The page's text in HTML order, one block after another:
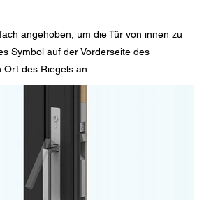
angehoben, um die Tür von innen zu
Symbol auf der Vorderseite des
Ort des Riegels an.